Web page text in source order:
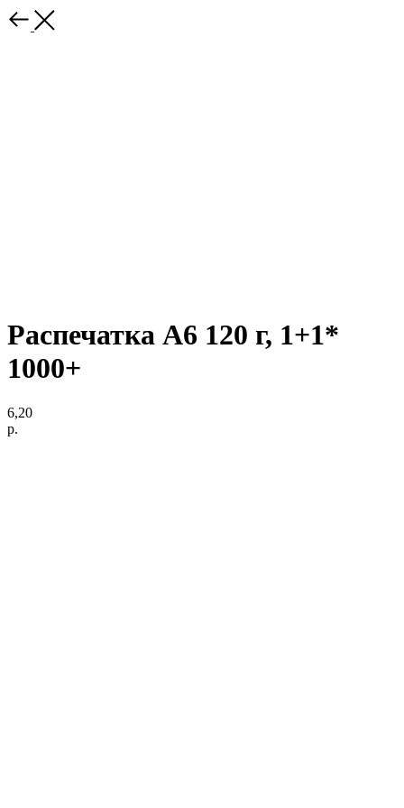
Распечатка А6 120 г, 1+1*
1000+
6,20
р.